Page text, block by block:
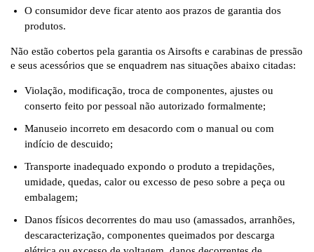
O consumidor deve ficar atento aos prazos de garantia dos
produtos.
Não estão cobertos pela garantia os Airsofts e carabinas de pressão
e seus acessórios que se enquadrem nas situações abaixo citadas:
Violação, modificação, troca de componentes, ajustes ou
conserto feito por pessoal não autorizado formalmente;
Manuseio incorreto em desacordo com o manual ou com
indício de descuido;
Transporte inadequado expondo o produto a trepidações,
umidade, quedas, calor ou excesso de peso sobre a peça ou
embalagem;
Danos físicos decorrentes do mau uso (amassados, arranhões,
descaracterização, componentes queimados por descarga